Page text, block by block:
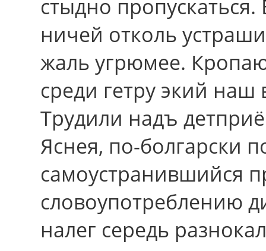
стыдно
ничей отколь
жаль угрюмее.
среди гетру экий
Трудили надъ
Яснея, по-болгарски
самоустранившийся
словоупотреблению
налег середь